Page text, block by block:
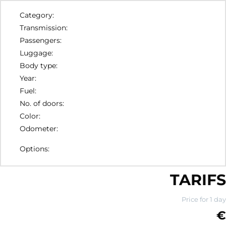
Category:
Transmission:
Passengers:
Luggage:
Body type:
Year:
Fuel:
No. of doors:
Color:
Odometer:
Options:
TARIFS
Price for 1 day
€